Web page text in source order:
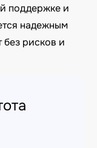
поддержке и
надежным
рисков и